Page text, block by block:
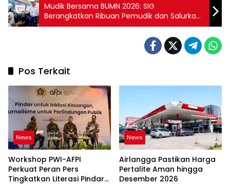
Mudik Bersama BUMN 2026: SIG
Berangkatkan Ribuan Pemudik dan Salurkan
Bantuan di 8 Provinsi
Pos Terkait
News
Workshop PWI-AFPI
Perkuat Peran Pers
Tingkatkan Literasi Pindar
News
Airlangga Pastikan Harga
Pertalite Aman hingga
Desember 2026